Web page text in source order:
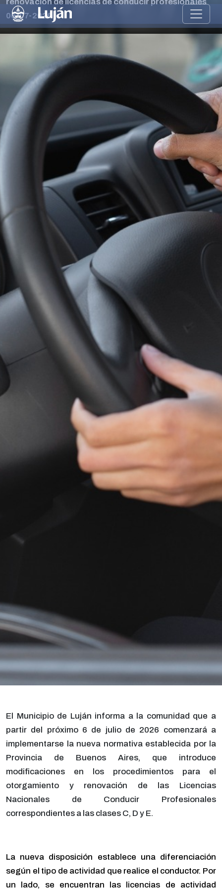
06-07-2026
El Municipio de Luján informa a la comunidad que a
partir del próximo 6 de julio de 2026 comenzará a
implementarse la nueva normativa establecida por la
Provincia de Buenos Aires, que introduce
modificaciones en los procedimientos para el
otorgamiento y renovación de las Licencias
Nacionales de Conducir Profesionales
correspondientes a las clases C, D y E.
La nueva disposición establece una diferenciación
según el tipo de actividad que realice el conductor. Por
un lado, se encuentran las licencias de actividad